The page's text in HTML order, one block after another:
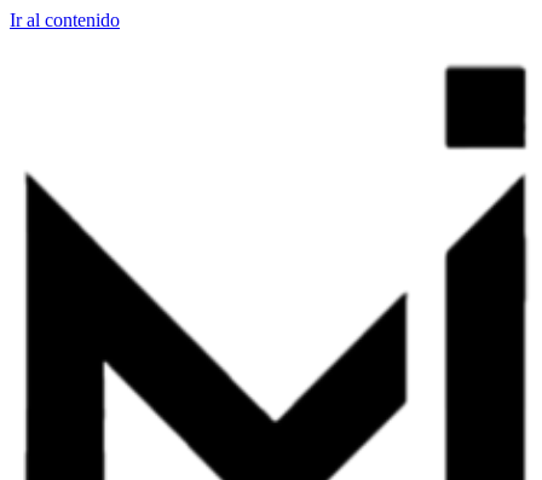
Ir al contenido